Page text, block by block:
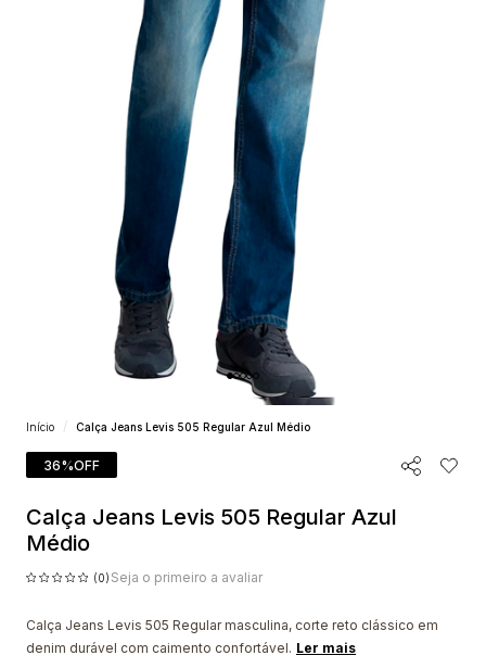
Início Calça Jeans Levis 505 Regular Azul Médio
36%OFF
Calça Jeans Levis 505 Regular Azul
Médio
(0) Seja o primeiro a avaliar
Calça Jeans Levis 505 Regular masculina, corte reto clássico em
denim durável com caimento confortável. Ler mais